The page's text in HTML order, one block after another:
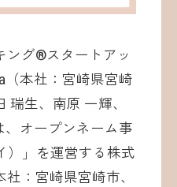
Rights Reserved.
グ®︎スタートアッ
（本社：宮崎県宮崎
瑞生、南原 一輝、
、オープンネーム事
）」を運営する株式
：宮崎県宮崎市、